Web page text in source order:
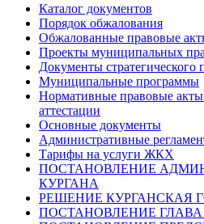
Каталог документов
Порядок обжалования
Обжалованные правовые
Проекты муниципальных
Документы стратегического
Муниципальные программы
Нормативные правовые
аттестации
Основные документы
Административные
Тарифы на услуги ЖКХ
ПОСТАНОВЛЕНИЕ
КУРГАНА
РЕШЕНИЕ КУРГАНСКАЯ
ПОСТАНОВЛЕНИЕ ГЛАВА